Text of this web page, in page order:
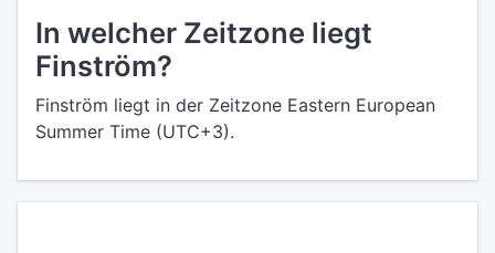
In welcher Zeitzone liegt
Finström?
Finström liegt in der Zeitzone Eastern European
Summer Time (UTC+3).